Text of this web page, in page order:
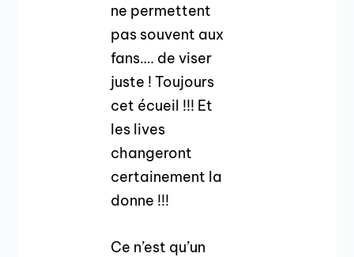
ne permettent
pas souvent aux
fans…. de viser
juste ! Toujours
cet écueil !!! Et
les lives
changeront
certainement la
donne !!!
Ce n’est qu’un